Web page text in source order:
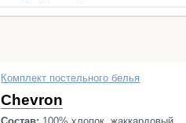
Комплект постельного белья
Chevron